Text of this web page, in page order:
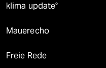
klima update°
Mauerecho
Freie Rede